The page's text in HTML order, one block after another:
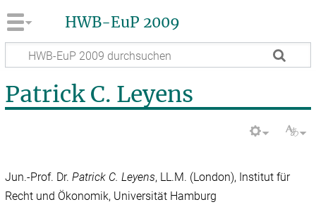
HWB-EuP 2009
Patrick C. Leyens
Jun.-Prof. Dr.Patrick C. Leyens, LL.M. (London), Institut für
Recht und Ökonomik, Universität Hamburg